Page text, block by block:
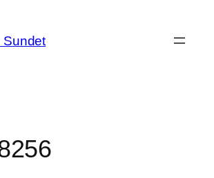
Sundet